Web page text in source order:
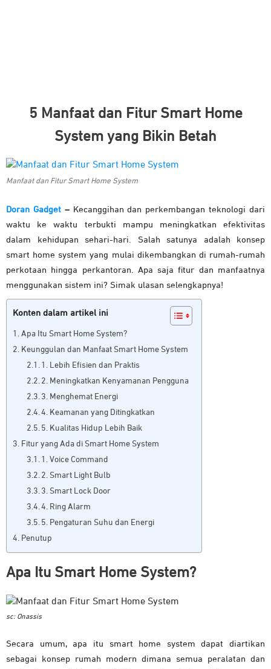
5 Manfaat dan Fitur Smart Home
System yang Bikin Betah
Manfaat dan Fitur Smart Home System
Doran Gadget– Kecanggihan dan perkembangan teknologi dari
waktu ke waktu terbukti mampu meningkatkan efektivitas
dalam kehidupan sehari-hari. Salah satunya adalah konsep
smart home system yang mulai dikembangkan di rumah-rumah
perkotaan hingga perkantoran. Apa saja fitur dan manfaatnya
menggunakan sistem ini? Simak ulasan selengkapnya!
Konten dalam artikel ini
Apa Itu Smart Home System?
Keunggulan dan Manfaat Smart Home System
1. Lebih Efisien dan Praktis
2. Meningkatkan Kenyamanan Pengguna
3. Menghemat Energi
4. Keamanan yang Ditingkatkan
5. Kualitas Hidup Lebih Baik
Fitur yang Ada di Smart Home System
1. Voice Command
2. Smart Light Bulb
3. Smart Lock Door
4. Ring Alarm
5. Pengaturan Suhu dan Energi
Penutup
Apa Itu Smart Home System?
sc: Onassis
Secara umum, apa itu smart home system dapat diartikan
sebagai konsep rumah modern dimana semua peralatan dan